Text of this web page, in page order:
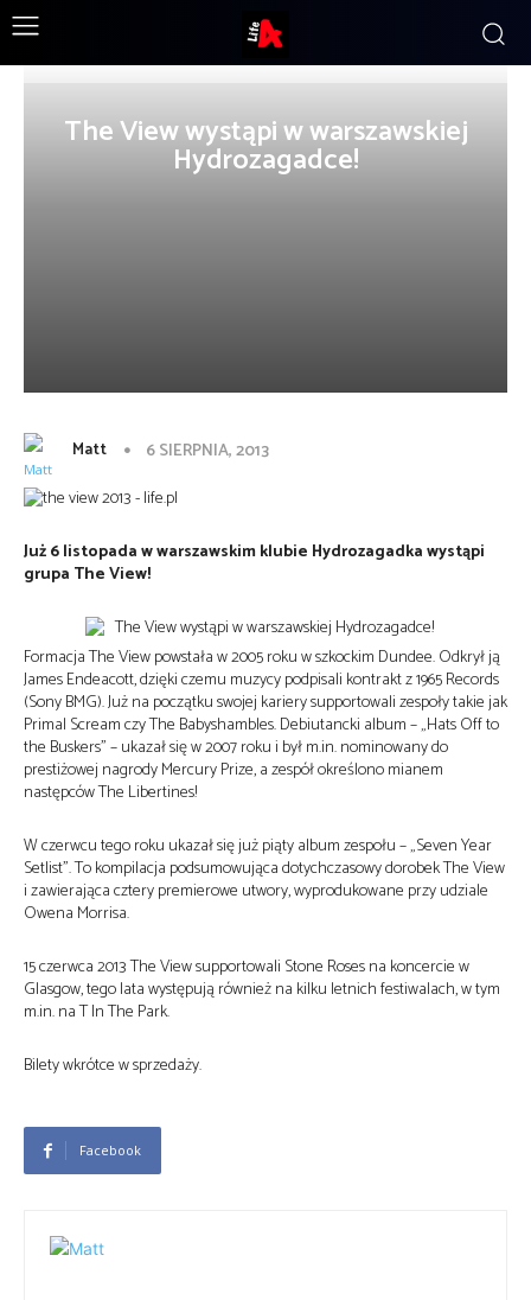
The View wystąpi w warszawskiej
Hydrozagadce!
Matt 6 SIERPNIA, 2013
Już 6 listopada w warszawskim klubie Hydrozagadka wystąpi
grupa The View!
Formacja The View powstała w 2005 roku w szkockim Dundee. Odkrył ją
James Endeacott, dzięki czemu muzycy podpisali kontrakt z 1965 Records
(Sony BMG). Już na początku swojej kariery supportowali zespoły takie jak
Primal Scream czy The Babyshambles. Debiutancki album – „Hats Off to
the Buskers” – ukazał się w 2007 roku i był m.in. nominowany do
prestiżowej nagrody Mercury Prize, a zespół określono mianem
następców The Libertines!
W czerwcu tego roku ukazał się już piąty album zespołu – „Seven Year
Setlist”. To kompilacja podsumowująca dotychczasowy dorobek The View
i zawierająca cztery premierowe utwory, wyprodukowane przy udziale
Owena Morrisa.
15 czerwca 2013 The View supportowali Stone Roses na koncercie w
Glasgow, tego lata występują również na kilku letnich festiwalach, w tym
m.in. na T In The Park.
Bilety wkrótce w sprzedaży.
Facebook